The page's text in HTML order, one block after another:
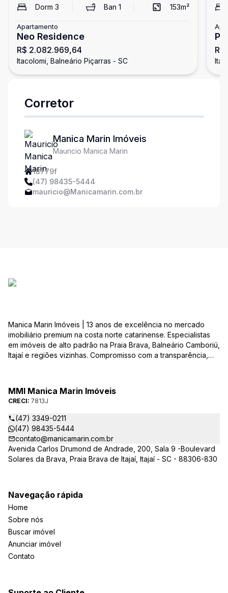
Dorm 3 Ban 1 153m²
Apartamento
Neo Residence
R$ 2.082.969,64
Itacolomi, Balneário Piçarras - SC
R$
Corretor
Manica Marin Imóveis
Mauricio Manica Marin
18779f
(47) 98435-5444
mauricio@Manicamarin.com.br
Manica Marin Imóveis | 13 anos de excelência no mercado
imobiliário premium na costa norte catarinense. Especialistas
em imóveis de alto padrão na Praia Brava, Balneário Camboriú,
Itajaí e regiões vizinhas. Compromisso com a transparência,
entende e valoriza seu investimento.
MMI Manica Marin Imóveis
CRECI: 7813J
(47) 3349-0211
(47) 98435-5444
contato@manicamarin.com.br
Avenida Carlos Drumond de Andrade, 200, Sala 9 -Boulevard
Solares da Brava, Praia Brava de Itajaí, Itajaí - SC - 88306-830
Navegação rápida
Home
Sobre nós
Buscar imóvel
Anunciar imóvel
Contato